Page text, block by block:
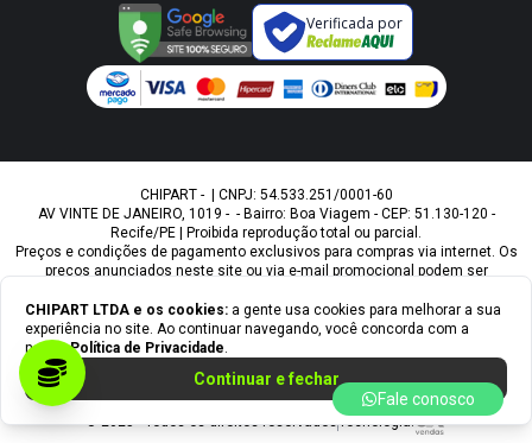
CHIPART LTDA e os cookies: a gente usa cookies para melhorar a sua
experiência no site. Ao continuar navegando, você concorda com a
nossaPolítica de Privacidade.
Continuar e fechar
Verificada por
CHIPART - | CNPJ: 54.533.251/0001-60
AV VINTE DE JANEIRO, 1019 - - Bairro: Boa Viagem - CEP: 51.130-120 -
Recife/PE | Proibida reprodução total ou parcial.
Preços e condições de pagamento exclusivos para compras via internet. Os
preços anunciados neste site ou via e-mail promocional podem ser
descritivos. As fotos contidas nesta página são meramente ilustrativas do
produto e podem variar de acordo com o fornecedor/lote do fabricante.
Ofertas válidas até o término de nossos estoques. Vendas sujeitas à
© 2025 - Todos os direitos reservadosTecnologia:
Fale conosco